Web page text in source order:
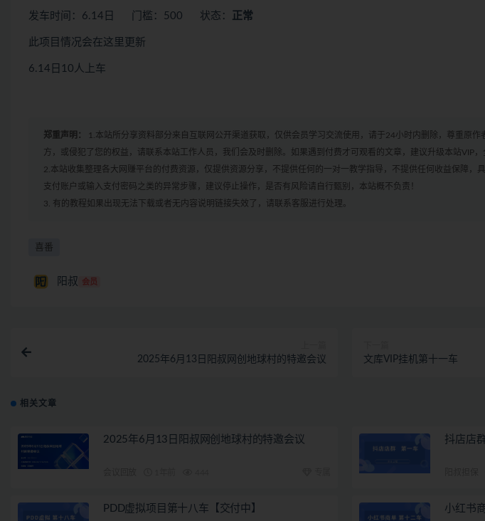
发车时间：6.14日 门槛：500 状态： 正常
此项目情况会在这里更新
6.14日10人上车
郑重声明：
1.本站所分享资料部分来自互联网公开渠道获取，仅供会员学习交流使用，请于24小时内删除，尊重原
方，或侵犯了您的权益，请联系本站工作人员，我们会及时删除。如果遇到付费才可观看的文章，建议升级本站VIP，
2.本站收集整理各大网赚平台的付费资源，仅提供资源分享，不提供任何的一对一教学指导，不提供任何收益保障，
支付账户或输入支付密码之类的异常步骤，建议停止操作，是否有风险请自行甄别，本站概不负责！
3. 有的教程如果出现无法下载或者无内容说明链接失效了，请联系客服进行处理。
喜番
阳叔 会员
2025年6月13日阳叔网创地球村的特邀会议 文库VIP挂机第十一车
相关文章
2025年6月13日阳叔网创地球村的特邀会议 抖店店
PDD虚拟项目第十八车【交付中】 小红书